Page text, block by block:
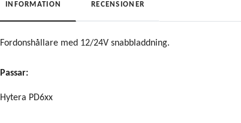
INFORMATION RECENSIONER
Fordonshållare med 12/24V snabbladdning.
Passar:
Hytera PD6xx